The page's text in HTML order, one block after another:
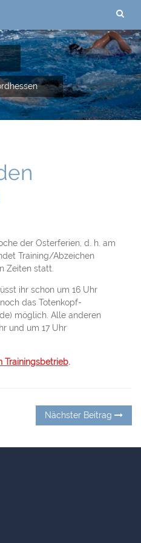
der Osterferien, d. h. am
Training/Abzeichen
Zeiten statt.
ihr schon um 16 Uhr
das Totenkopf-
möglich. Alle anderen
und um 17 Uhr
Trainingsbetrieb.
Nächster Beitrag